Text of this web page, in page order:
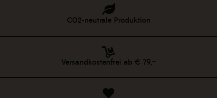
C02-neutrale Produktion
Versandkostenfrei ab € 79,–